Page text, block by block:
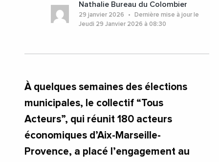
#BouchesDuRhone
#ProvenceAlpesCoteDAzur
Nathalie Bureau du Colombier
29 janvier 2026
Dernière mise à jour le
Jeudi 29 Janvier 2026 à 08:30
À quelques semaines des élections
municipales, le collectif “Tous
Acteurs”, qui réunit 180 acteurs
économiques d’Aix-Marseille-
Provence, a placé l’engagement au